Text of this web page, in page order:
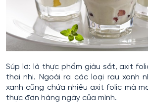
Súp lơ: là thực phẩm giàu sắt, axit
thai nhi. Ngoài ra các loại rau xanh
xanh cũng chứa nhiều axit folic mà
thực đơn hàng ngày của mình.